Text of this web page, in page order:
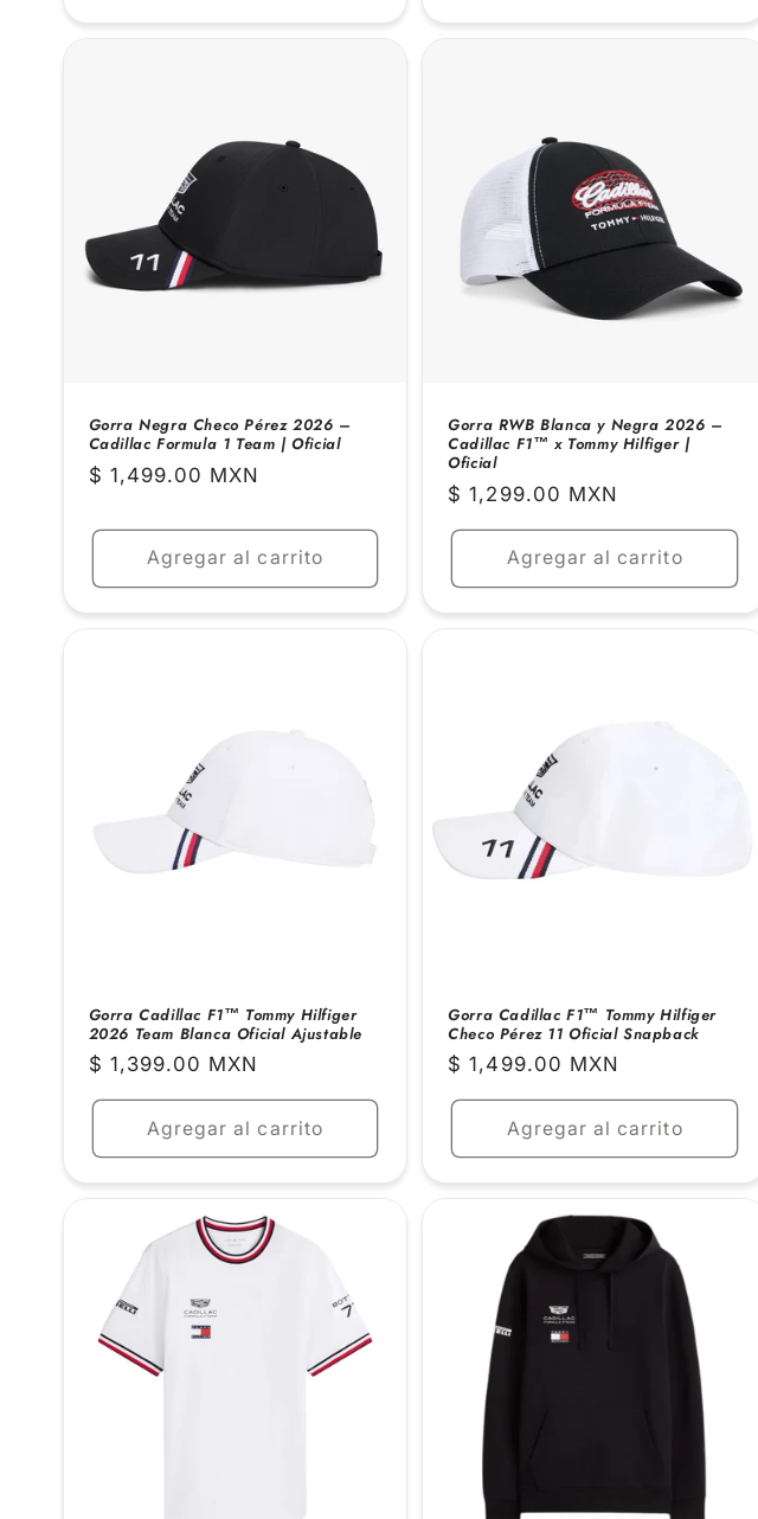
Gorra Negra Checo Pérez 2026 –
Cadillac Formula 1 Team | Oficial
Precio
$ 1,499.00 MXN
Agregar al carrito
Gorra RWB Blanca y Negra 2026 –
Cadillac F1™ x Tommy Hilfiger |
Oficial
Precio
$ 1,299.00 MXN
Agregar al carrito
Gorra Cadillac F1™ Tommy Hilfiger
2026 Team Blanca Oficial Ajustable
Precio
habitual
$ 1,399.00 MXN
Agregar al carrito
Gorra Cadillac F1™ Tommy Hilfiger
Checo Pérez 11 Oficial Snapback
Precio
habitual
$ 1,499.00 MXN
Agregar al carrito